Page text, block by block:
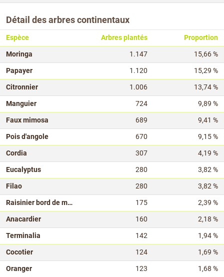
Détail des arbres continentaux
Espèce Arbres plantés
Proportion
Moringa
1.147
15,66 %
Papayer
1.120
15,29 %
Citronnier
1.006
13,74 %
Manguier
724
9,89 %
Faux mimosa
689
9,41 %
Pois d'angole
670
9,15 %
Cordia
307
4,19 %
Eucalyptus
280
3,82 %
Filao
280
3,82 %
Raisinier bord de mer
175
2,39 %
Anacardier
160
2,18 %
Terminalia
142
1,94 %
Cocotier
124
1,69 %
Oranger
123 1,68 %